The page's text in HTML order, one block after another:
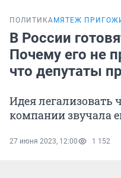
ПОЛИТИКА МЯТЕЖ
В России
Почему его не
что депутаты
Идея легализовать
компании звучала
27 июня 2023, 12:00 1 152